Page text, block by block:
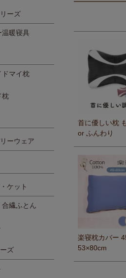
テナンス予約
ーズ
温暖寝具
ドマイ枕
枕
ーウェア
ケット
繊ふとん
ズ
首に優しい枕
or ふんわり
楽寝枕カバー
53×80cm